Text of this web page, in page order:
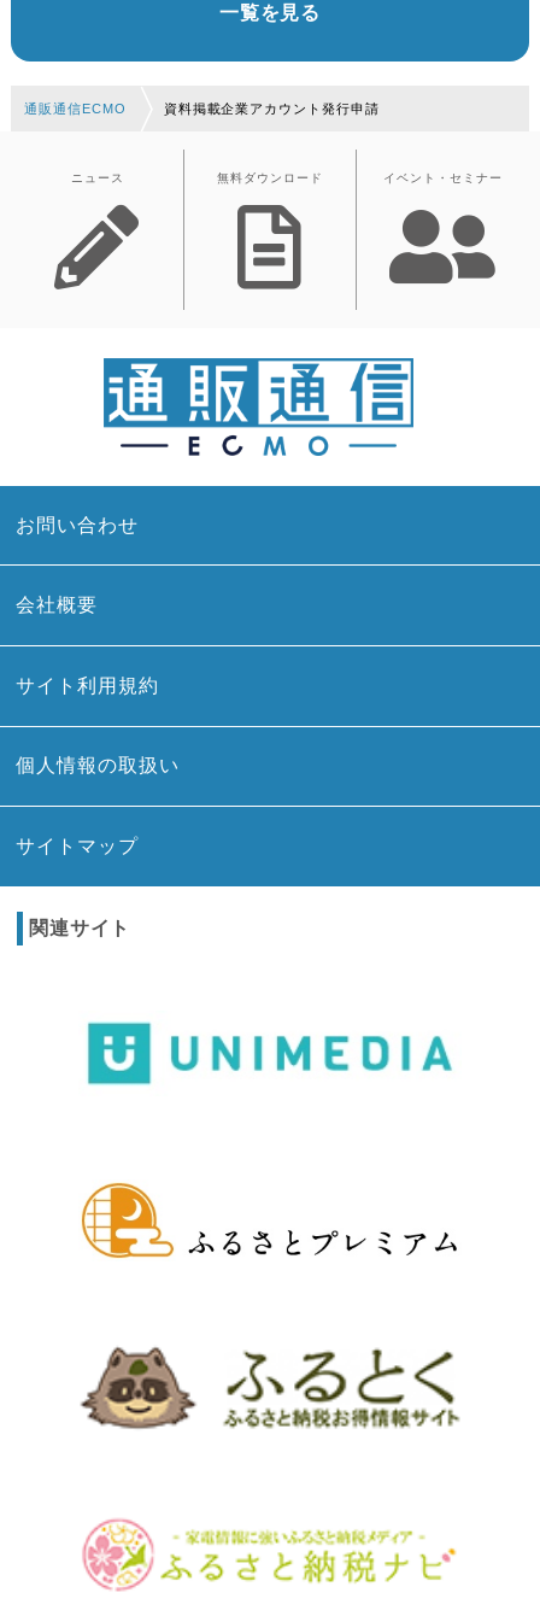
一覧を見る
通販通信ECMO 資料掲載企業アカウント発行申請
ニュース 無料ダウンロード イベント・セミナー
お問い合わせ
会社概要
サイト利用規約
個人情報の取扱い
サイトマップ
関連サイト